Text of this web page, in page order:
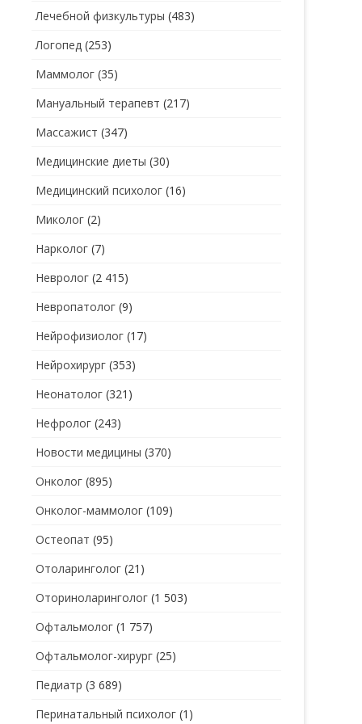
Лечебной физкультуры (483)
Логопед (253)
Маммолог (35)
Мануальный терапевт (217)
Массажист (347)
Медицинские диеты (30)
Медицинский психолог (16)
Миколог (2)
Нарколог (7)
Невролог (2 415)
Невропатолог (9)
Нейрофизиолог (17)
Нейрохирург (353)
Неонатолог (321)
Нефролог (243)
Новости медицины (370)
Онколог (895)
Онколог-маммолог (109)
Остеопат (95)
Отоларинголог (21)
Оториноларинголог (1 503)
Офтальмолог (1 757)
Офтальмолог-хирург (25)
Педиатр (3 689)
Перинатальный психолог (1)